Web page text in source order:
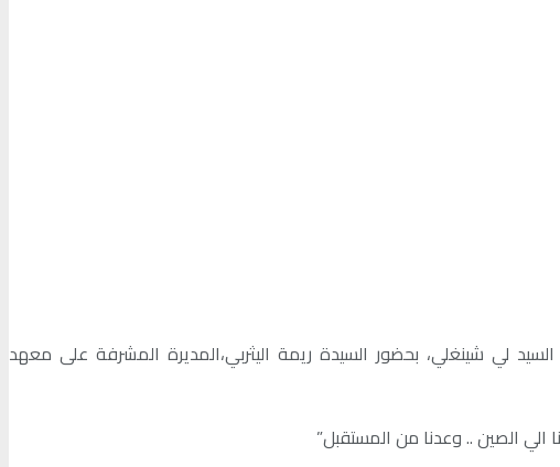
سفير جمهورية الصين الشعبية بالعاصمة الرباط، الصحفي الاشتراكي حميد اجماهري يومه الأربعاء 29 شتنبر2021، السيد لي شينغلي، بحضور السيدة ريمة اليثربي،المديرة المشرفة على معهد
الي الصين .. وعدنا من المستقبل”